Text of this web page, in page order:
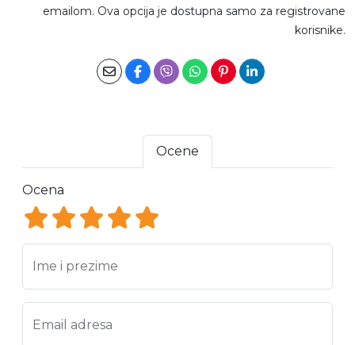
emailom. Ova opcija je dostupna samo za registrovane
korisnike.
Ocene
Ocena
Ocena 5
Ocena 4
Ocena 3
Ocena 2
Ocena 1
Ime i prezime
Email adresa